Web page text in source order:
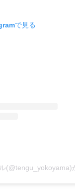
で見る
(@tengu_yokoyama)